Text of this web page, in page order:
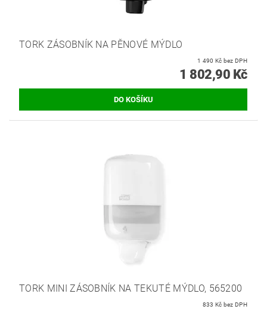
TORK ZÁSOBNÍK NA PĚNOVÉ MÝDLO
1 490 Kč bez DPH
1 802,90 Kč
TORK MINI ZÁSOBNÍK NA TEKUTÉ MÝDLO, 565200
833 Kč bez DPH